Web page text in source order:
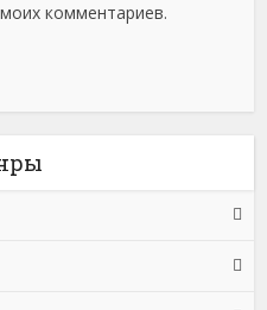
комментариев.